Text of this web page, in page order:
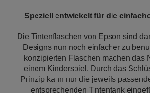
Speziell entwickelt für die
Die Tintenflaschen von Epson sind
Designs nun noch einfacher zu
konzipierten Flaschen machen das
einem Kinderspiel. Durch das
Prinzip kann nur die jeweils
entsprechenden Tintentank